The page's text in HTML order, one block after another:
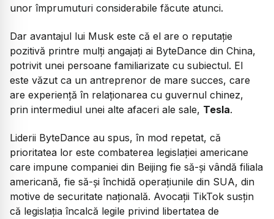
unor împrumuturi considerabile făcute atunci.
Dar avantajul lui Musk este că el are o reputație
pozitivă printre mulți angajați ai ByteDance din China,
potrivit unei persoane familiarizate cu subiectul. El
este văzut ca un antreprenor de mare succes, care
are experiență în relaționarea cu guvernul chinez,
prin intermediul unei alte afaceri ale sale, Tesla.
Liderii ByteDance au spus, în mod repetat, că
prioritatea lor este combaterea legislației americane
care impune companiei din Beijing fie să-și vândă filiala
americană, fie să-și închidă operațiunile din SUA, din
motive de securitate națională. Avocații TikTok susțin
că legislația încalcă legile privind libertatea de